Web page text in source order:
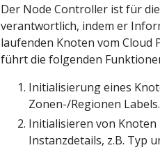
Der Node Controller ist für
verantwortlich, indem er
laufenden Knoten vom Cloud
führt die folgenden
Initialisierung eines
Zonen-/Regionen Labels.
Initialisieren von Knoten
Instanzdetails, z.B. Typ